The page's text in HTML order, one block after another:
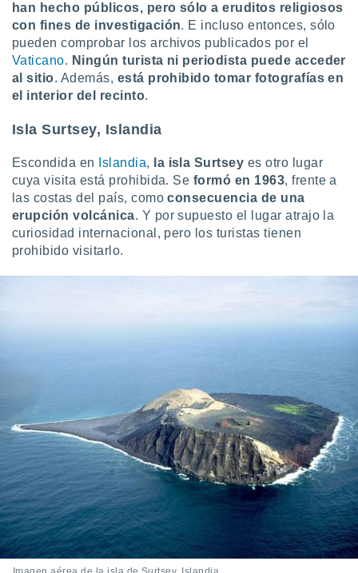
han hecho públicos, pero sólo a eruditos religiosos
con fines de investigación. E incluso entonces, sólo
pueden comprobar los archivos publicados por el
Vaticano. Ningún turista ni periodista puede acceder
al sitio. Además, está prohibido tomar fotografías en
el interior del recinto.
Isla Surtsey, Islandia
Escondida en Islandia, la isla Surtsey es otro lugar
cuya visita está prohibida. Se formó en 1963, frente a
las costas del país, comoconsecuencia de una
erupción volcánica. Y por supuesto el lugar atrajo la
curiosidad internacional, pero los turistas tienen
prohibido visitarlo.